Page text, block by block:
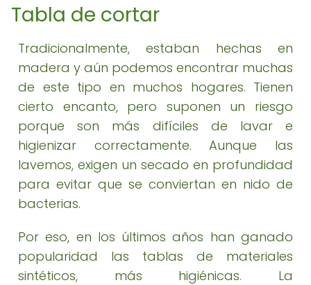
Tabla de cortar
Tradicionalmente, estaban hechas en
madera y aún podemos encontrar muchas
de este tipo en muchos hogares. Tienen
cierto encanto, pero suponen un riesgo
porque son más difíciles de lavar e
higienizar correctamente. Aunque las
lavemos, exigen un secado en profundidad
para evitar que se conviertan en nido de
bacterias.
Por eso, en los últimos años han ganado
popularidad las tablas de materiales
sintéticos, más higiénicas. La